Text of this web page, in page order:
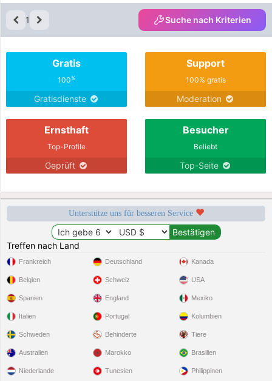
1 Suche nach Kriterien
Gratis
100%
Gratisdienste
Support
100% gratis
Moderation
Ernsthaft
Top-Profile
Geprüft
Besucher
Beliebt
Top-Seite
Unterstütze uns für besseren Service
Treffen nach Land
Frankreich
Belgien
Spanien
Italien
Schweden
Deutschland
Schweiz
England
Portugal
Behinderte
Kanada
USA
Mexiko
Kolumbien
Tiere
Australien
Niederlande
Marokko
Tunesien
Brasilien
Philippinen